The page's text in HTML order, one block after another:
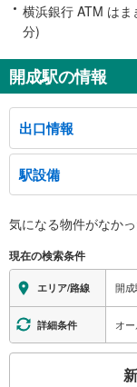
横浜銀行 ATM は
分)
開成駅の情報
出口情報
東口
吉田島方面、ロンちゃ
杜、酒匂川
西口
里、白鴎病院、吉田島総
駅設備
※段差なしでの移動経路
地上⇔改札⇔ホーム：
エレベータ
・各ホーム⇔改札
・東口
・西口
トイレ
気になる物件がなか
現在の検索条件
エリア/路線 開成
詳細条件 オ